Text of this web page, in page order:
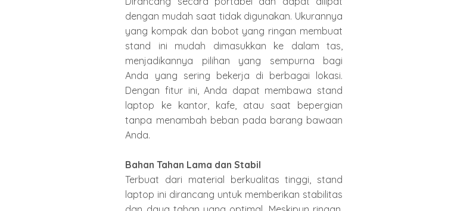
dengan mudah saat tidak digunakan. Ukurannya
yang kompak dan bobot yang ringan membuat
stand ini mudah dimasukkan ke dalam tas,
menjadikannya pilihan yang sempurna bagi
Anda yang sering bekerja di berbagai lokasi.
Dengan fitur ini, Anda dapat membawa stand
laptop ke kantor, kafe, atau saat bepergian
tanpa menambah beban pada barang bawaan
Anda.
Bahan Tahan Lama dan Stabil
Terbuat dari material berkualitas tinggi, stand
laptop ini dirancang untuk memberikan stabilitas